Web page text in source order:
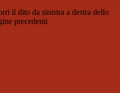
il dito da sinistra a destra dello
precedenti